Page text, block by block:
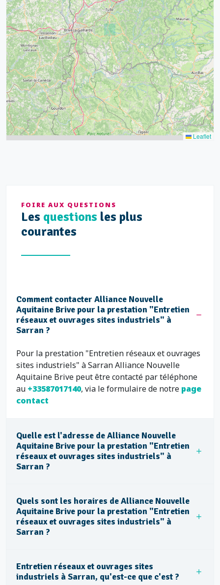
15
21
14
39
52 68
43
Leaflet
FOIRE AUX QUESTIONS
Les questions les plus
courantes
Comment contacter Alliance Nouvelle
Aquitaine Brive pour la prestation "Entretien
réseaux et ouvrages sites industriels" à
Sarran ?
Pour la prestation "Entretien réseaux et ouvrages
sites industriels" à Sarran Alliance Nouvelle
Aquitaine Brive peut être contacté par téléphone
au +33587017140, via le formulaire de notre page
contact
Quelle est l'adresse de Alliance Nouvelle
Aquitaine Brive pour la prestation "Entretien
réseaux et ouvrages sites industriels" à
Sarran ?
Quels sont les horaires de Alliance Nouvelle
Aquitaine Brive pour la prestation "Entretien
réseaux et ouvrages sites industriels" à
Sarran ?
Entretien réseaux et ouvrages sites
industriels à Sarran, qu'est-ce que c'est ?